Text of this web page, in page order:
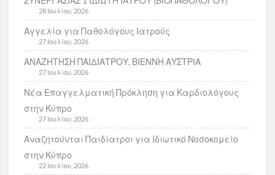
28 Ιουλίου, 2026
Αγγελία για Παθολόγους Ιατρούς
27 Ιουλίου, 2026
ΑΝΑΖΗΤΗΣΗ ΠΑΙΔΙΑΤΡΟΥ, ΒΙΕΝΝΗ ΑΥΣΤΡΙΑ
27 Ιουλίου, 2026
Νέα Επαγγελματική Πρόκληση για Καρδιολόγους
στην Κύπρο
27 Ιουλίου, 2026
Αναζητούνται Παιδίατροι για Ιδιωτικό Νοσοκομείο
στην Κύπρο
22 Ιουλίου, 2026